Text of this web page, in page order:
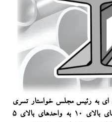
در نامه ای به رئیس مجلس خواستار تسری
مالیات خانه های لوكس از واحدهای بالای 10 به واحدهای بالای 5